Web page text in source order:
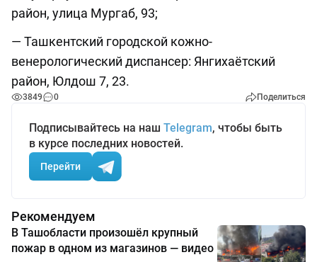
район, улица Мургаб, 93;
— Ташкентский городской кожно-
венерологический диспансер: Янгихаётский
район, Юлдош 7, 23.
3849 0 Поделиться
Подписывайтесь на наш Telegram, чтобы быть
в курсе последних новостей.
Перейти
Рекомендуем
В Ташобласти произошёл крупный
пожар в одном из магазинов — видео